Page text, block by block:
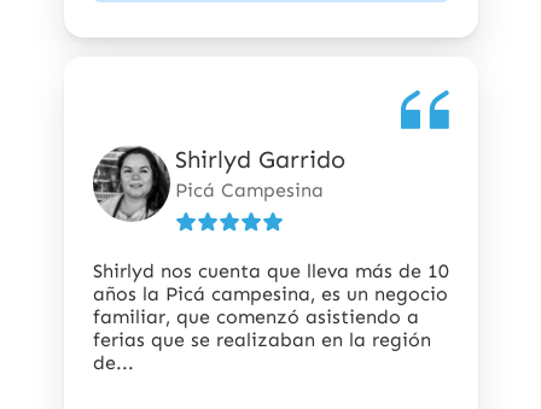
Shirlyd Garrido
Picá Campesina
5
de
5
Shirlyd nos cuenta que lleva más de 10
años la Picá campesina, es un negocio
familiar, que comenzó asistiendo a
ferias que se realizaban en la región
de...